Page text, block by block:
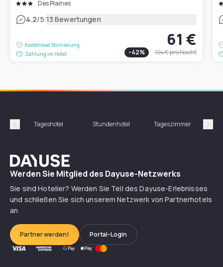
Des Plaines
4.2/5|13 Bewertungen
Kostenlose Stornierung
Zahlung im Hotel
61 €
-42% 104 €pro Nacht
Précédent
Tageshotel Stundenhotel Tageszimmer
Dayuse
Werden Sie Mitglied des Dayuse-Netzwerks
Sie sind Hotelier? Werden Sie Teil des Dayuse-Erlebnisses
und schließen Sie sich unserem Netzwerk von Partnerhotels
an
Partner werden! Portal-Login